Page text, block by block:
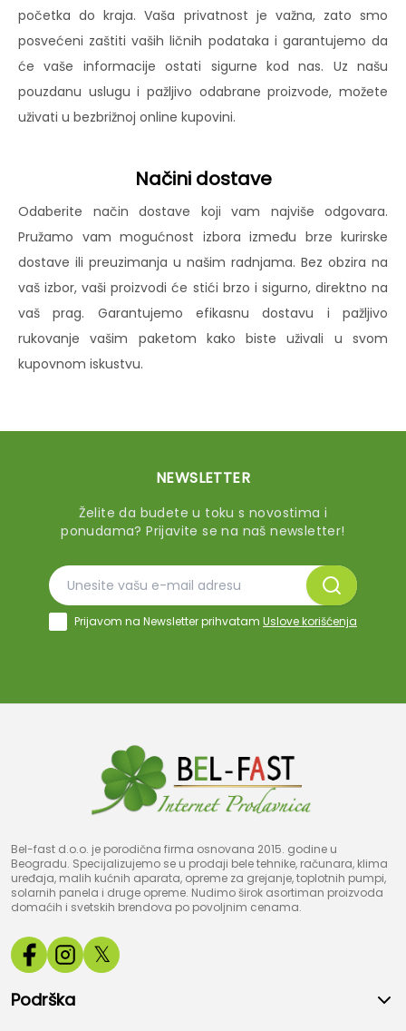
početka do kraja. Vaša privatnost je važna, zato smo
posvećeni zaštiti vaših ličnih podataka i garantujemo da
će vaše informacije ostati sigurne kod nas. Uz našu
pouzdanu uslugu i pažljivo odabrane proizvode, možete
uživati u bezbrižnoj online kupovini.
Načini dostave
Odaberite način dostave koji vam najviše odgovara.
Pružamo vam mogućnost izbora između brze kurirske
dostave ili preuzimanja u našim radnjama. Bez obzira na
vaš izbor, vaši proizvodi će stići brzo i sigurno, direktno na
vaš prag. Garantujemo efikasnu dostavu i pažljivo
rukovanje vašim paketom kako biste uživali u svom
kupovnom iskustvu.
NEWSLETTER
Želite da budete u toku s novostima i
ponudama? Prijavite se na naš newsletter!
Prijavom na Newsletter prihvatam Uslove korišćenja
Bel-fast d.o.o. je porodična firma osnovana 2015. godine u
Beogradu. Specijalizujemo se u prodaji bele tehnike, računara, klima
uređaja, malih kućnih aparata, opreme za grejanje, toplotnih pumpi,
solarnih panela i druge opreme. Nudimo širok asortiman proizvoda
domaćih i svetskih brendova po povoljnim cenama.
𝕏
Podrška